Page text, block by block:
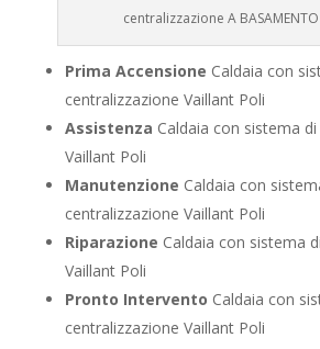
centralizzazione A
Prima Accensione Caldaia con
centralizzazione Vaillant Poli
Assistenza Caldaia con sistema
Vaillant Poli
Manutenzione Caldaia con
centralizzazione Vaillant Poli
Riparazione Caldaia con sistema
Vaillant Poli
Pronto Intervento Caldaia con
centralizzazione Vaillant Poli